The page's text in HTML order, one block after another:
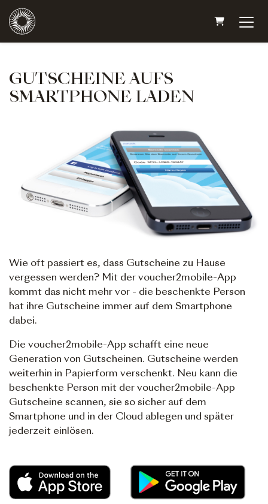
GUTSCHEINE AUFS
SMARTPHONE LADEN
Wie oft passiert es, dass Gutscheine zu Hause
vergessen werden? Mit der voucher2mobile-App
kommt das nicht mehr vor - die beschenkte Person
hat ihre Gutscheine immer auf dem Smartphone
dabei.
Die voucher2mobile-App schafft eine neue
Generation von Gutscheinen. Gutscheine werden
weiterhin in Papierform verschenkt. Neu kann die
beschenkte Person mit der voucher2mobile-App
Gutscheine scannen, sie so sicher auf dem
Smartphone und in der Cloud ablegen und später
jederzeit einlösen.